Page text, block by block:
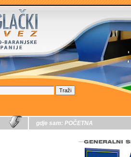
gdje sam: POČETNA